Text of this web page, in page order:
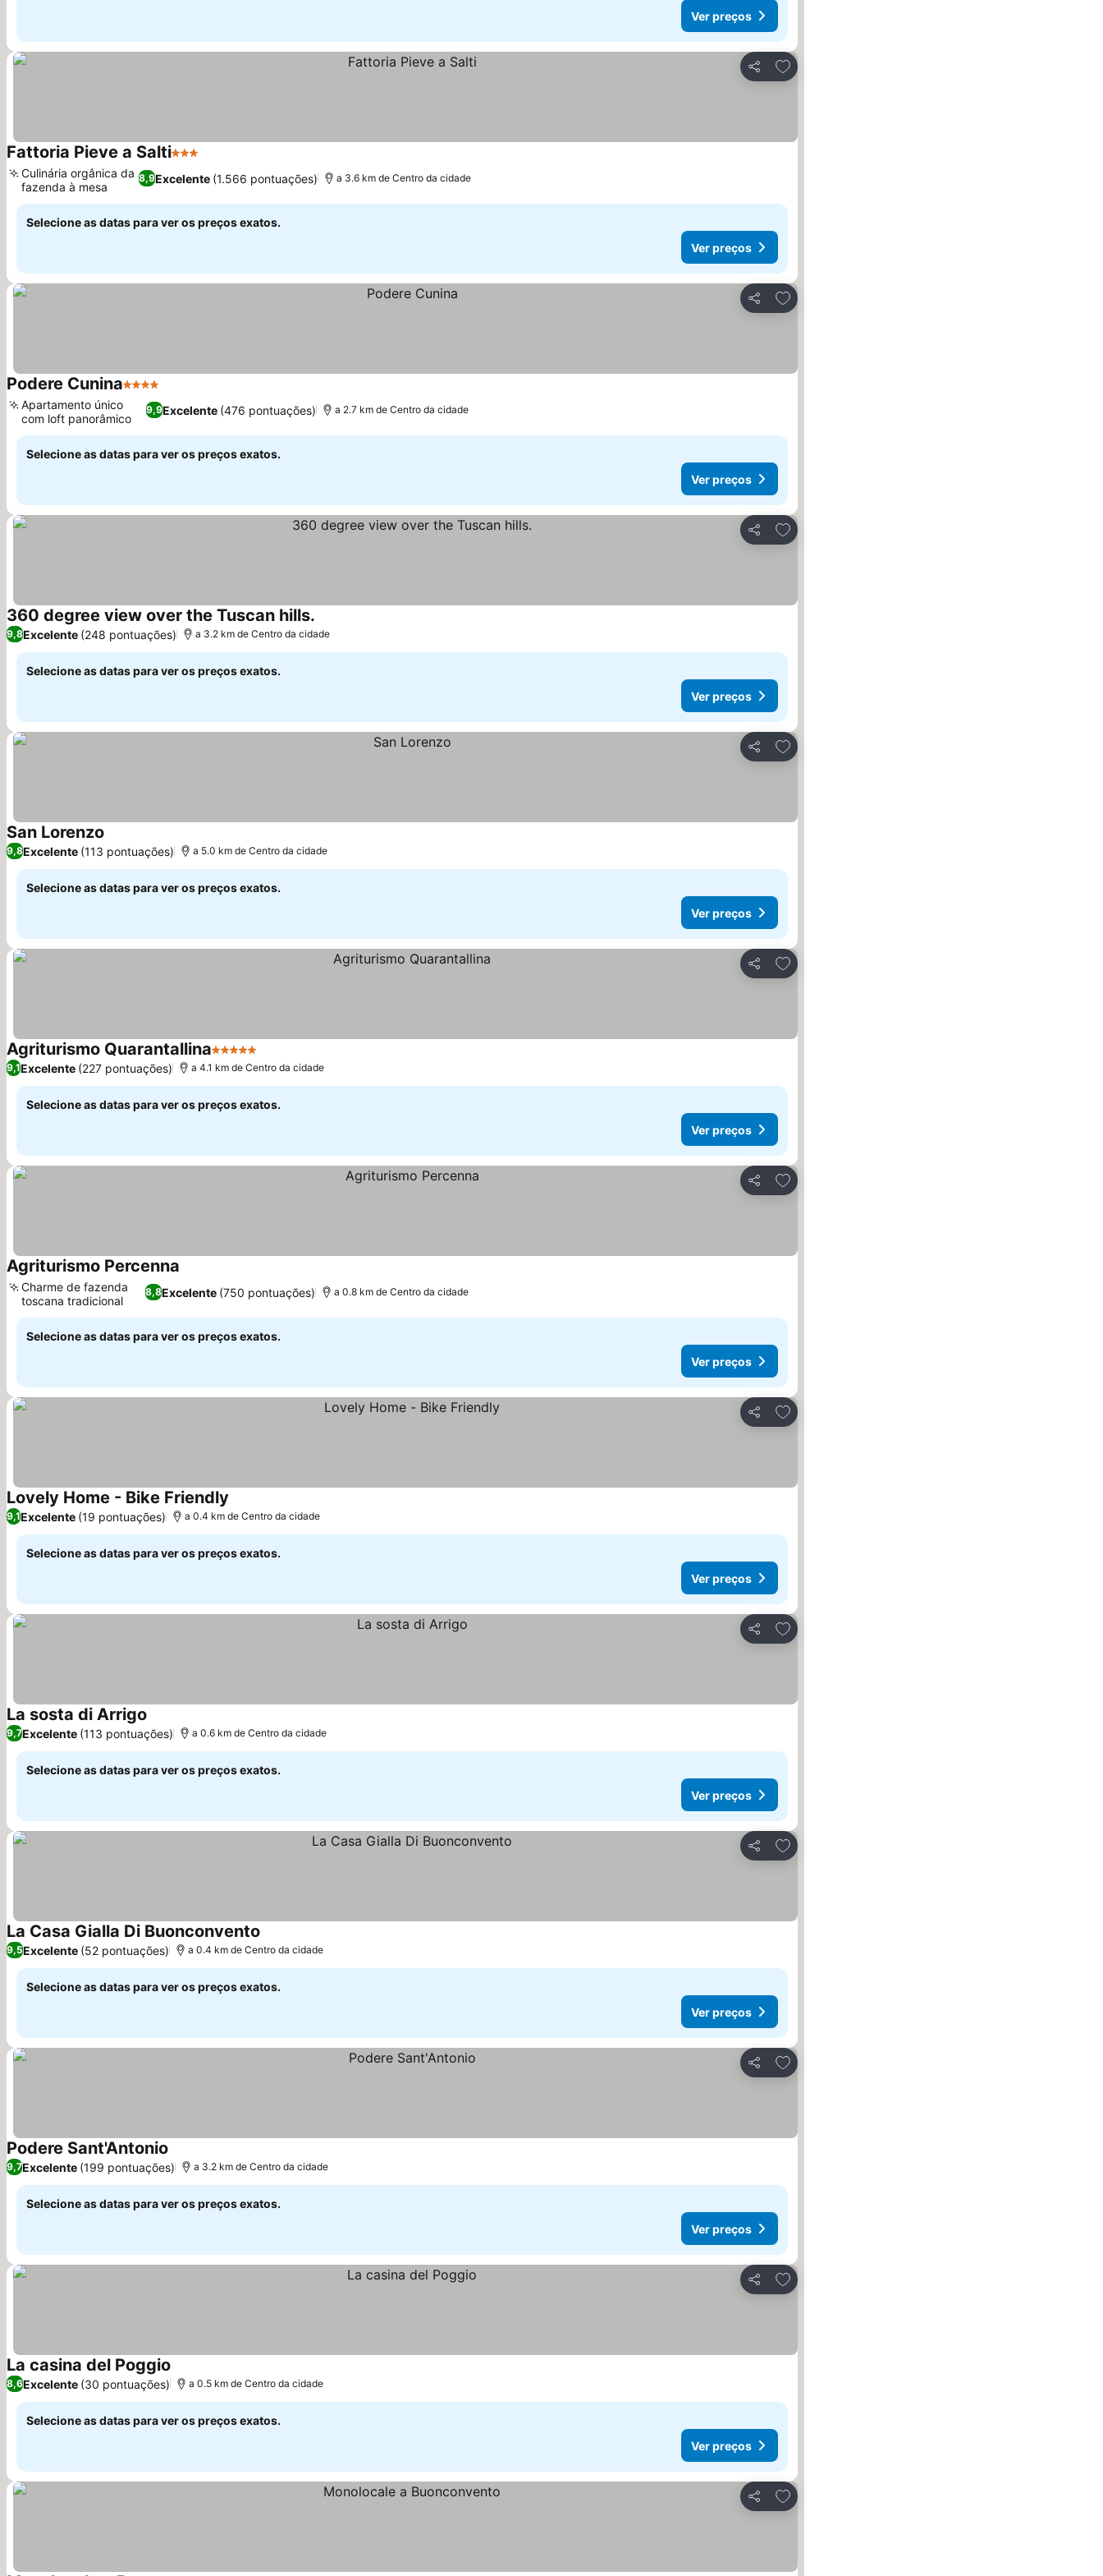
Ver preços
Partilhar
Adicionar aos favoritos
Fattoria Pieve a Salti3 Estrelas
8,9Excelente (1.566 pontuações)
Culinária orgânica da
fazenda à mesa
a 3.6 km de Centro da cidade
Selecione as datas para ver os preços exatos.
Ver preços
Partilhar
Adicionar aos favoritos
Podere Cunina4 Estrelas
9,9Excelente (476 pontuações)
Apartamento único
com loft panorâmico
a 2.7 km de Centro da cidade
Selecione as datas para ver os preços exatos.
Ver preços
Partilhar
Adicionar aos favoritos
360 degree view over the Tuscan hills.
9,8Excelente (248 pontuações) a 3.2 km de Centro da cidade
Selecione as datas para ver os preços exatos.
Ver preços
Partilhar
Adicionar aos favoritos
San Lorenzo
9,8Excelente (113 pontuações) a 5.0 km de Centro da cidade
Selecione as datas para ver os preços exatos.
Ver preços
Partilhar
Adicionar aos favoritos
Agriturismo Quarantallina5 Estrelas
9,1Excelente (227 pontuações) a 4.1 km de Centro da cidade
Selecione as datas para ver os preços exatos.
Ver preços
Partilhar
Adicionar aos favoritos
Agriturismo Percenna
8,8Excelente (750 pontuações)
Charme de fazenda
toscana tradicional
a 0.8 km de Centro da cidade
Selecione as datas para ver os preços exatos.
Ver preços
Partilhar
Adicionar aos favoritos
Lovely Home - Bike Friendly
9,1Excelente (19 pontuações) a 0.4 km de Centro da cidade
Selecione as datas para ver os preços exatos.
Ver preços
Partilhar
Adicionar aos favoritos
La sosta di Arrigo Ver preços
9,7Excelente (113 pontuações) a 0.6 km de Centro da cidade
Selecione as datas para ver os preços exatos.
Ver preços
Partilhar
Adicionar aos favoritos
La Casa Gialla Di Buonconvento
9,5Excelente (52 pontuações) a 0.4 km de Centro da cidade
Selecione as datas para ver os preços exatos.
Ver preços
Partilhar
Adicionar aos favoritos
Podere Sant'Antonio Ver preços
9,7Excelente (199 pontuações) a 3.2 km de Centro da cidade
Selecione as datas para ver os preços exatos.
Ver preços
Partilhar
Adicionar aos favoritos
La casina del Poggio Ver preços
8,6Excelente (30 pontuações) a 0.5 km de Centro da cidade
Selecione as datas para ver os preços exatos.
Ver preços
Partilhar
Adicionar aos favoritos